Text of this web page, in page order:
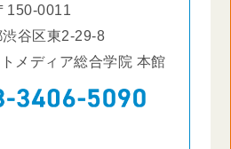
150-0011
谷区東2-29-8
メディア総合学院 本館